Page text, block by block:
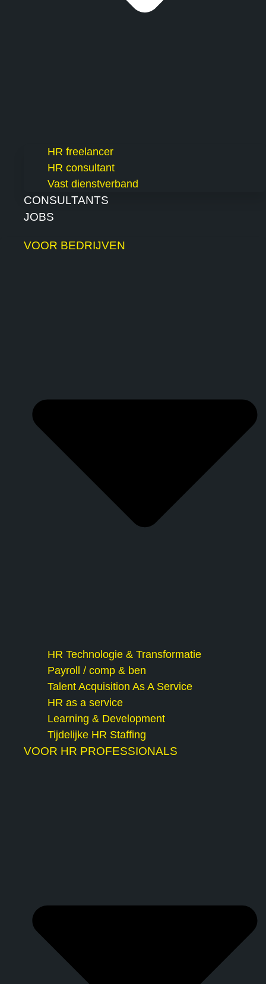
HR freelancer
HR consultant
Vast dienstverband
CONSULTANTS
JOBS
VOOR BEDRIJVEN
HR Technologie & Transformatie
Payroll / comp & ben
Talent Acquisition As A Service
HR as a service
Learning & Development
Tijdelijke HR Staffing
VOOR HR PROFESSIONALS